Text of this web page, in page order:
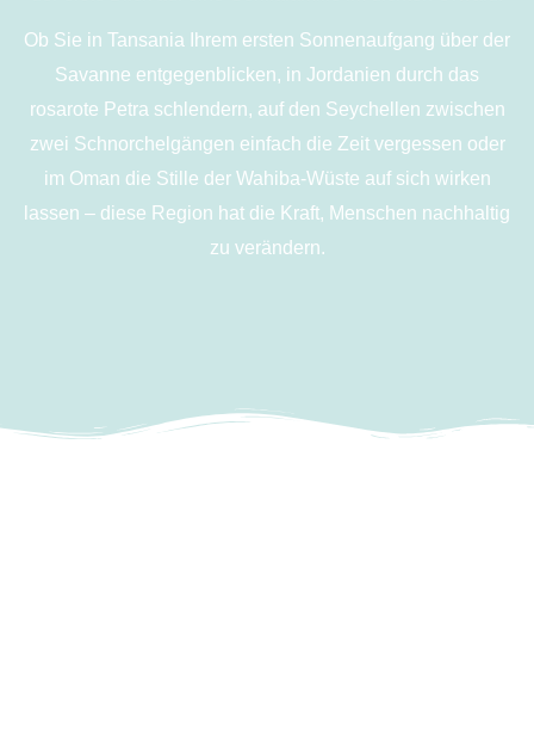
Ob Sie in Tansania Ihrem ersten Sonnenaufgang über der
Savanne entgegenblicken, in Jordanien durch das
rosarote Petra schlendern, auf den Seychellen zwischen
zwei Schnorchelgängen einfach die Zeit vergessen oder
im Oman die Stille der Wahiba-Wüste auf sich wirken
lassen – diese Region hat die Kraft, Menschen nachhaltig
zu verändern.